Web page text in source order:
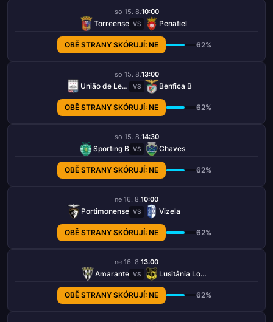
so 15. 8.10:00
Torreense VS Penafiel
OBĚ STRANY SKÓRUJÍ: NE 62%
so 15. 8.13:00
União de Leiria VS Benfica B
OBĚ STRANY SKÓRUJÍ: NE 62%
so 15. 8.14:30
Sporting B VS Chaves
OBĚ STRANY SKÓRUJÍ: NE 62%
ne 16. 8.10:00
Portimonense VS Vizela
OBĚ STRANY SKÓRUJÍ: NE 62%
ne 16. 8.13:00
Amarante VS Lusitânia Lourosa
OBĚ STRANY SKÓRUJÍ: NE 62%